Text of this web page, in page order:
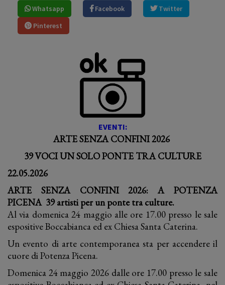
Whatsapp Facebook
Twitter
Pinterest
EVENTI:
ARTE SENZA CONFINI 2026
39 VOCI UN SOLO PONTE TRA CULTURE
22.05.2026
ARTE SENZA CONFINI 2026: A POTENZA
PICENA 39 artisti per un ponte tra culture.
Al via domenica 24 maggio alle ore 17.00 presso le sale
espositive Boccabianca ed ex Chiesa Santa Caterina.
Un evento di arte contemporanea sta per accendere il
cuore di Potenza Picena.
Domenica 24 maggio 2026 dalle ore 17.00 presso le sale